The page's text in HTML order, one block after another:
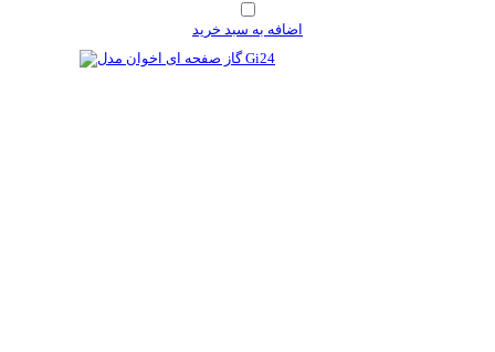
اضافه به سبد خرید